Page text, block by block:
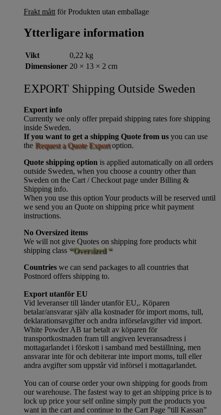
Frakt mått för Produkten utan emballage
Ytterligare information
Vikt
0,22 kg
Dimensioner 20 × 13 × 2 cm
EXPORT Shipping Outside Sweden
Export info
Currently we only offer prepaid shipping rates fore shipping
inside Sweden.
If you want to get a shipping Quote from us you can use
the Request a Quote Exportoption.
Quote shipping option is applied automatically on all orders
outside Sweden, when you choose a country other than
Sweden on the Cart / Checkout page under Billing &
Shipping info.
When you use this option Your products will be reserved until
we send you an Quote on shipping price whit payment
instructions.
No Oversized items
We will not give Quotes on shipping fore products whit
shipping class “Oversized “
Countries we can send packages to all countries that
Postnord offers shipping to.
Export utanför EU
Vid leveranser till länder utanför EU,. Köparen
betalar/ansvarar själv alla kostnader för import moms, tull,
deklarationsavgifter och andra införselavgifter vid import.
White Powder AB tar betalt av köparen för
transportkostnaden fram till angiven leveransadress i
mottagarlandet i förskott i samband med beställning, men
ansvarar inte för och debiterar inte import moms, tull eller
andra avgifter som uppstår vid införsel i mottagarlandet.
You can of course order your own shipping for goods from
our warehouse. The fastest way to get an shipping price is to
lock up price your self online simply putt the products you
want in the cart and continue to the Cart Page ”till Kassan”